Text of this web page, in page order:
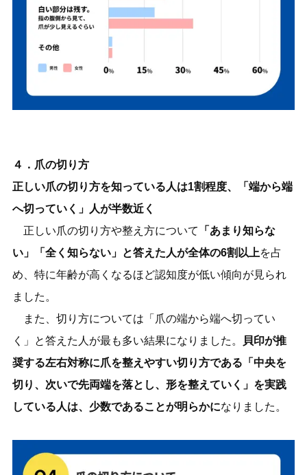
４．爪の切り方
正しい爪の切り方を知っている人は1割程度、「端から端
へ切っていく」人が半数近く
正しい爪の切り方や整え方について
「あまり知らな
い」「全く知らない」と答えた人が全体の6割以上を占
め、特に年齢が高くなるほど認知度が低い傾向が見られ
ました。
また、切り方については「爪の端から端へ切ってい
く」と答えた人が最も多い結果になりました。
貝印が推
奨する左右対称に爪を整えやすい切り方である「中央を
切り、次いで先両端を落とし、形を整えていく」を実践
している人は、少数であることが明らかになりました。